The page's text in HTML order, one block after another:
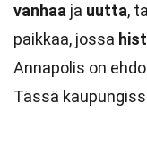
vanhaa ja uutta,
paikkaa, jossa
Annapolis on
Tässä